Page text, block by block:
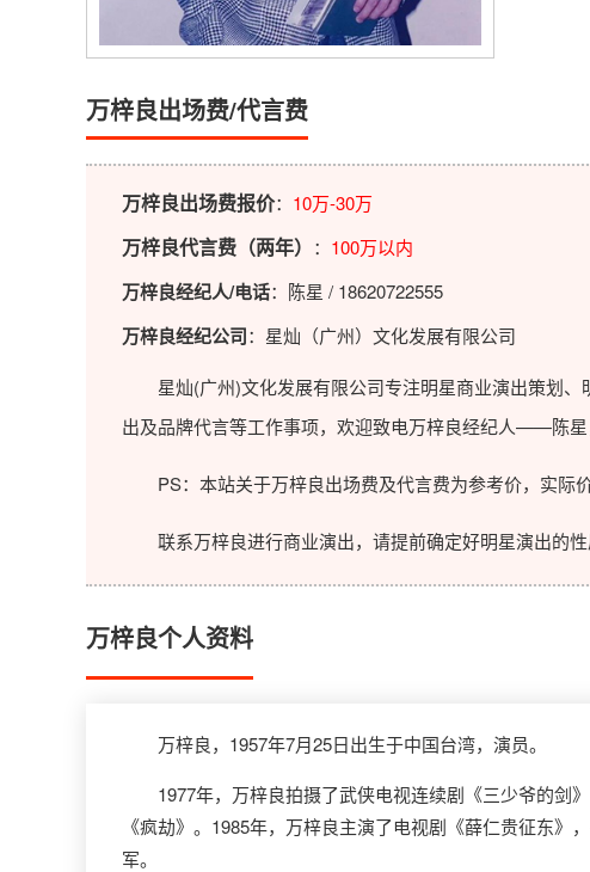
万梓良出场费/代言费
万梓良出场费报价： 10万-30万
万梓良代言费（两年） ： 100万以内
万梓良经纪人/电话：陈星 / 18620722555
万梓良经纪公司：星灿（广州）文化发展有限公司
星灿(广州)文化发展有限公司专注明星商业演出策划、
出及品牌代言等工作事项，欢迎致电万梓良经纪人——陈星
PS：本站关于万梓良出场费及代言费为参考价，实际价
联系万梓良进行商业演出，请提前确定好明星演出的性
万梓良个人资料
万梓良，1957年7月25日出生于中国台湾，演员。
1977年，万梓良拍摄了武侠电视连续剧《三少爷的剑》
《疯劫》。1985年，万梓良主演了电视剧《薛仁贵征东》
军。